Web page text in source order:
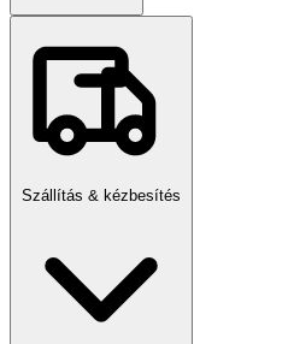
Szállítás & kézbesítés